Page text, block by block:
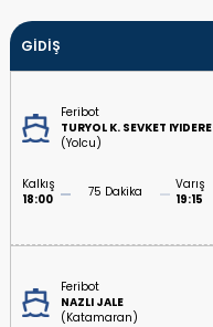
GİDİŞ
Feribot
TURYOL K. SEVKET IYIDERE
(Yolcu)
Kalkış
18:00
75 Dakika
Varış
19:15
Feribot
NAZLI JALE
(Katamaran)